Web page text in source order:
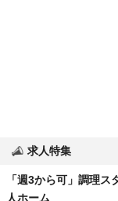
求人特集
「週3から可」調理
人ホーム